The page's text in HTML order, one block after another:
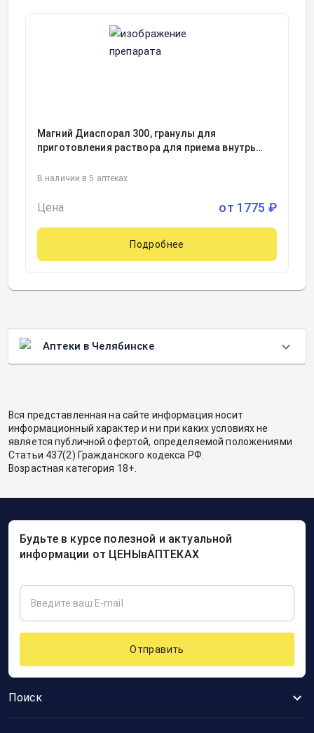
Магний Диаспорал 300, гранулы для
приготовления раствора для приема внутрь
Фармацеутише ГмбХ, Германия
В наличии в 5 аптеках
Цена от 1775 ₽
Подробнее
Аптеки в Челябинске
Вся представленная на сайте информация носит
информационный характер и ни при каких условиях не
является публичной офертой, определяемой положениями
Статьи 437(2) Гражданского кодекса РФ.
Возрастная категория 18+.
Поиск
Будьте в курсе полезной и актуальной
информации от ЦЕНЫвАПТЕКАХ
Отправить